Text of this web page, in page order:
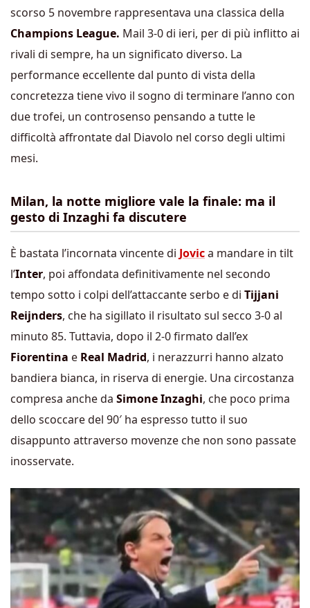
scorso 5 novembre rappresentava una classica della
Champions League. Mail 3-0 di ieri, per di più inflitto ai
rivali di sempre, ha un significato diverso. La
performance eccellente dal punto di vista della
concretezza tiene vivo il sogno di terminare l’anno con
due trofei, un controsenso pensando a tutte le
difficoltà affrontate dal Diavolo nel corso degli ultimi
mesi.
Milan, la notte migliore vale la finale: ma il
gesto di Inzaghi fa discutere
È bastata l’incornata vincente di Jovica mandare in tilt
l’Inter, poi affondata definitivamente nel secondo
tempo sotto i colpi dell’attaccante serbo e di Tijjani
Reijnders, che ha sigillato il risultato sul secco 3-0 al
minuto 85. Tuttavia, dopo il 2-0 firmato dall’ex
Fiorentina e Real Madrid, i nerazzurri hanno alzato
bandiera bianca, in riserva di energie. Una circostanza
compresa anche da Simone Inzaghi, che poco prima
dello scoccare del 90′ ha espresso tutto il suo
disappunto attraverso movenze che non sono passate
inosservate.